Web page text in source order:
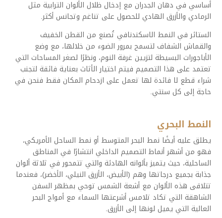
أساسي في دهان الجدران مع إدخال ظلال الألوان الترابية مثل
الرمادي والأزرق الهادي للحصول على تناغم وتجانس أكثر.
الستائر في النمط الاسكندنافي تُصنع من القطن الخفيف
والقماش الشفاف لتسمح بمرور الضوء من خلالها، مع وضع
الأباجورات البسيطة لتزيين غرفة النوم، ونظرًا لصغر المساحات التي
تعتمد على هذا التصميم فيتم اختيار الأثاث بعناية فائقة لتجنب
شراء قطع لا فائدة لها تعمل على ازدحام المكان فقط فنحن في
حاجة إلى كل سنتي.
النمط البحري
يطلق عليه أيضًا نمط البحر المتوسط أو نمط الساحل الأمريكي،
فهو من أشهر أنماط التصميم الداخلي انتشارًا في المناطق
الساحلية، حيث يتميز بألوانه الهادئة والتي تتمحور في ثلاثة ألوان
جذابة بجميع درجاتها وهم (الأبيض، الأزرق النيلي، الأخضر)، فعندما
تتلاقى هذه الألوان مع أشعة الشمس توحي بمظهر السفن
الشاهقة التي تكاد تلامس أشرعتها السماء مع أمواج البحر
العالية التي يميل لونها إلى الأزرق.